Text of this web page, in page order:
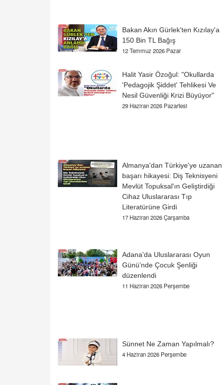
Bakan Akın Gürlek'ten Kızılay'a
150 Bin TL Bağış
12 Temmuz 2026 Pazar
Halit Yasir Özoğul: "Okullarda
'Pedagojik Şiddet' Tehlikesi Ve
Nesil Güvenliği Krizi Büyüyor"
29 Haziran 2026 Pazartesi
Almanya'dan Türkiye'ye uzanan
başarı hikayesi: Diş Teknisyeni
Mevlüt Topuksal'ın Geliştirdiği
Cihaz Uluslararası Tıp
Literatürüne Girdi
17 Haziran 2026 Çarşamba
Adana'da Uluslararası Oyun
Günü’nde Çocuk Şenliği
düzenlendi
11 Haziran 2026 Perşembe
Sünnet Ne Zaman Yapılmalı?
4 Haziran 2026 Perşembe